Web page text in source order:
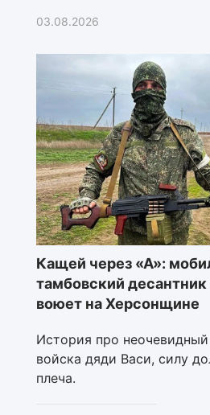
03.08.2026
Кащей через «А»:
тамбовский
воюет на Херсонщине
История про
войска дяди Васи, силу
плеча.